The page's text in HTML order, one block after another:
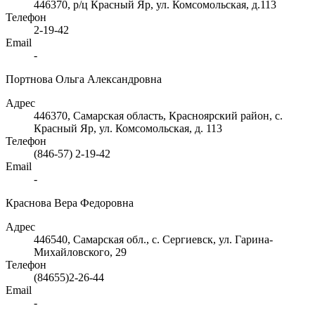
446370, р/ц Красный Яр, ул. Комсомольская, д.113
Телефон
2-19-42
Email
-
Портнова Ольга Александровна
Адрес
446370, Самарская область, Красноярский район, с.
Красный Яр, ул. Комсомольская, д. 113
Телефон
(846-57) 2-19-42
Email
-
Краснова Вера Федоровна
Адрес
446540, Самарская обл., с. Сергиевск, ул. Гарина-
Михайловского, 29
Телефон
(84655)2-26-44
Email
-